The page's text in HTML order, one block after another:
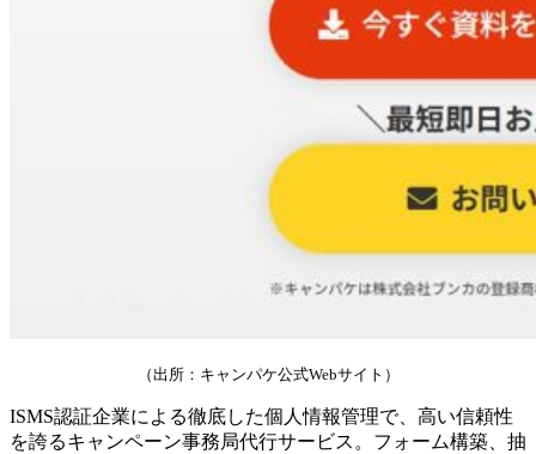
（出所：キャンパケ公式Webサイト）
ISMS認証企業による徹底した個人情報管理で、高い信頼性
を誇るキャンペーン事務局代行サービス。フォーム構築、抽